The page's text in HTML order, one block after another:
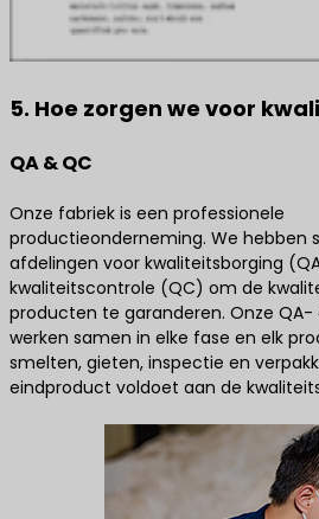
5. Hoe zorgen we voor
QA & QC
Onze fabriek is een professionele
productieonderneming. We hebben
afdelingen voor kwaliteitsborging
kwaliteitscontrole (QC) om de
producten te garanderen. Onze
werken samen in elke fase en elk
smelten, gieten, inspectie en
eindproduct voldoet aan de